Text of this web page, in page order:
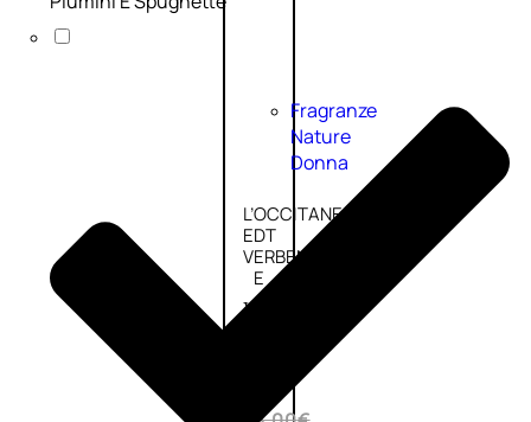
Fragranze
Nature
Donna
L’OCCITANE
EDT
VERBENA
E
Valutato